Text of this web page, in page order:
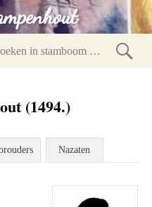
(1494.)
Nazaten